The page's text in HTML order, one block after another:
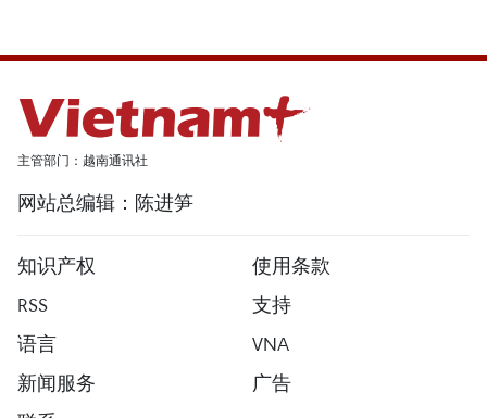
主管部门：越南通讯社
网站总编辑：陈进笋
知识产权
使用条款
RSS
支持
语言
VNA
新闻服务
广告